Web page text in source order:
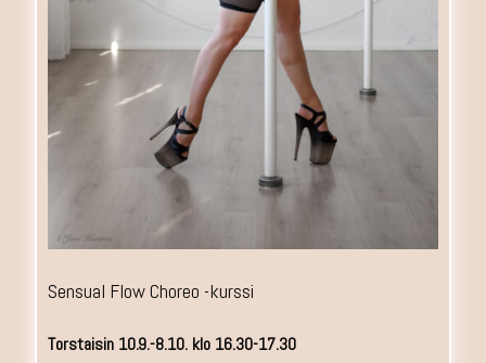
Sensual Flow Choreo -kurssi
Torstaisin 10.9.-8.10. klo 16.30-17.30